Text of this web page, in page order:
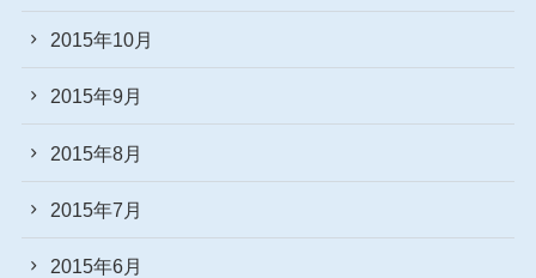
2015年10月
2015年9月
2015年8月
2015年7月
2015年6月